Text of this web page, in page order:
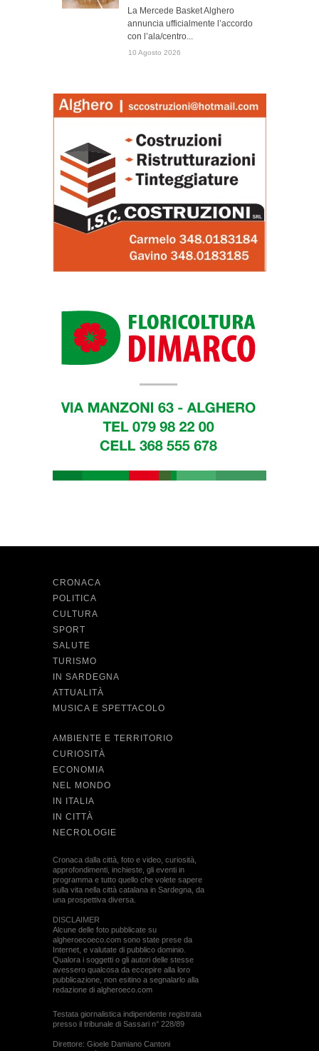
La Mercede Basket Alghero
annuncia ufficialmente l’accordo
con l’ala/centro...
10 Agosto 2026
CRONACA
POLITICA
CULTURA
SPORT
SALUTE
TURISMO
IN SARDEGNA
ATTUALITÀ
MUSICA E SPETTACOLO
AMBIENTE E TERRITORIO
CURIOSITÀ
ECONOMIA
NEL MONDO
IN ITALIA
IN CITTÀ
NECROLOGIE
Cronaca dalla città, foto e video, curiosità,
approfondimenti, inchieste, gli eventi in
programma e tutto quello che volete sapere
sulla vita nella città catalana in Sardegna, da
una prospettiva diversa.
DISCLAIMER
Alcune delle foto pubblicate su
algheroecoeco.com sono state prese da
Internet, e valutate di pubblico dominio.
Qualora i soggetti o gli autori delle stesse
avessero qualcosa da eccepire alla loro
pubblicazione, non esitino a segnalarlo alla
redazione di algheroeco.com
Testata giornalistica indipendente registrata
presso il tribunale di Sassari n° 228/89
Direttore: Gioele Damiano Cantoni